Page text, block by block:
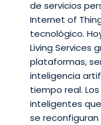
de servicios
Internet of
tecnológico.
Living Services
plataformas,
inteligencia
tiempo real.
inteligentes
se